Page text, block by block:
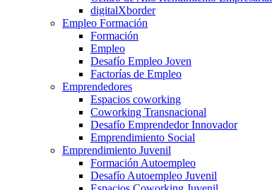
digitalXborder
Empleo Formación
Formación
Empleo
Desafío Empleo Joven
Factorías de Empleo
Emprendedores
Espacios coworking
Coworking Transnacional
Desafío Emprendedor Innovador
Emprendimiento Social
Emprendimiento Juvenil
Formación Autoempleo
Desafío Autoempleo Juvenil